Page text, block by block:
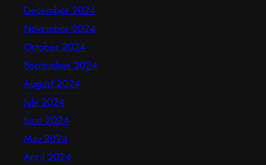
December 2024
November 2024
October 2024
September 2024
August 2024
July 2024
June 2024
May 2024
April 2024